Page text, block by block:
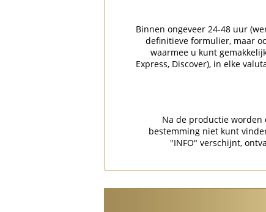
Binnen ongeveer 24-48 uur
definitieve formulier, maar
waarmee u kunt
Express, Discover), in elke
Na de productie worden
bestemming niet kunt
"INFO" verschijnt,